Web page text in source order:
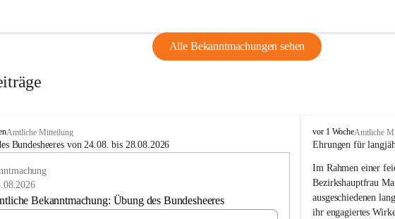
Alle Bekanntmachungen sehen
Amtliche Mitteilung
Bundesheeres von 24.08. bis 28.08.2026
Bekanntmachung: Übung des Bundesheeres
B
u
h
-
S
t
vor 1 WocheAmtliche
Ehrungen für
Im Rahmen einer
Bezirkshauptfrau
ausgeschiedenen
ihr engagiertes